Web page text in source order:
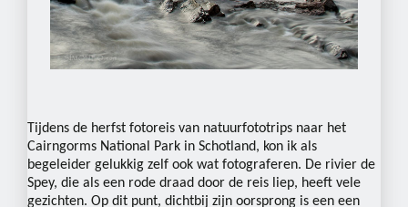
Tijdens de herfst fotoreis van natuurfototrips naar het
Cairngorms National Park in Schotland, kon ik als
begeleider gelukkig zelf ook wat fotograferen. De rivier de
Spey, die als een rode draad door de reis liep, heeft vele
gezichten. Op dit punt, dichtbij zijn oorsprong is een een